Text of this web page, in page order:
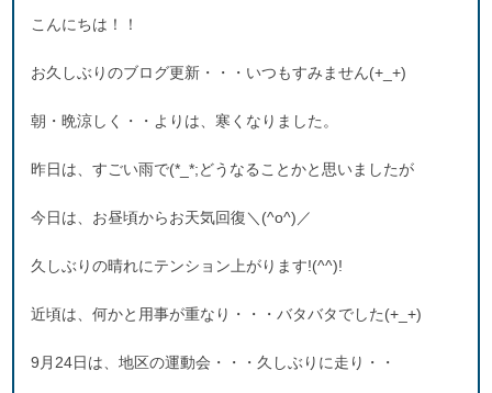
こんにちは！！
お久しぶりのブログ更新・・・いつもすみません(+_+)
朝・晩涼しく・・よりは、寒くなりました。
昨日は、すごい雨で(*_*;どうなることかと思いましたが
今日は、お昼頃からお天気回復＼(^o^)／
久しぶりの晴れにテンション上がります!(^^)!
近頃は、何かと用事が重なり・・・バタバタでした(+_+)
9月24日は、地区の運動会・・・久しぶりに走り・・